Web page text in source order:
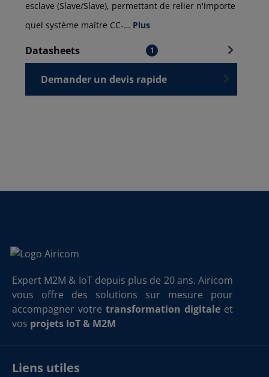
esclave (Slave/Slave), permettant de relier n'importe
quel système maître CC-… Plus
Datasheets 1
Demander un devis rapide
Expert M2M & IoT depuis plus de 20 ans. Airicom
vous offre des solutions sur mesure pour
accompagner votre transformation digitale et
vos projets IoT & M2M
Liens utiles